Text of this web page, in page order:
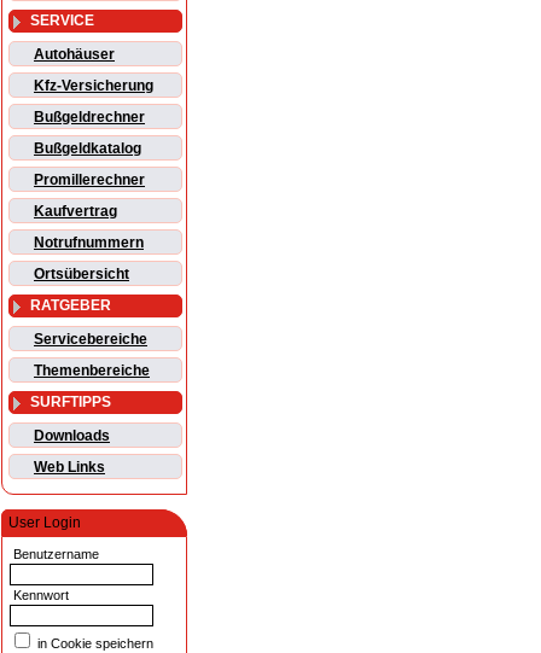
SERVICE
Autohäuser
Kfz-Versicherung
Bußgeldrechner
Bußgeldkatalog
Promillerechner
Kaufvertrag
Notrufnummern
Ortsübersicht
RATGEBER
Servicebereiche
Themenbereiche
SURFTIPPS
Downloads
Web Links
User Login
Benutzername
Kennwort
in Cookie speichern